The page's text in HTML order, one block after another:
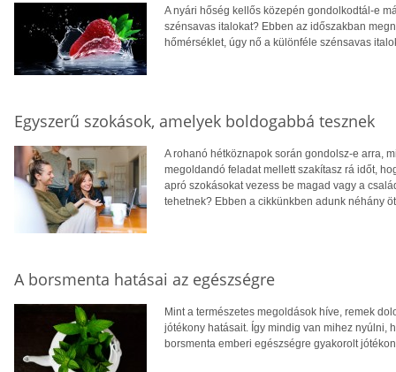
A nyári hőség kellős közepén gondolkodtál-e
szénsavas italokat? Ebben az időszakban
hőmérséklet, úgy nő a különféle szénsavas
Egyszerű szokások, amelyek boldogabbá tesznek
A rohanó hétköznapok során gondolsz-e arra,
megoldandó feladat mellett szakítasz rá időt,
apró szokásokat vezess be magad vagy a
tehetnek? Ebben a cikkünkben adunk néhány
A borsmenta hatásai az egészségre
Mint a természetes megoldások híve, remek
jótékony hatásait. Így mindig van mihez nyúlni,
borsmenta emberi egészségre gyakorolt